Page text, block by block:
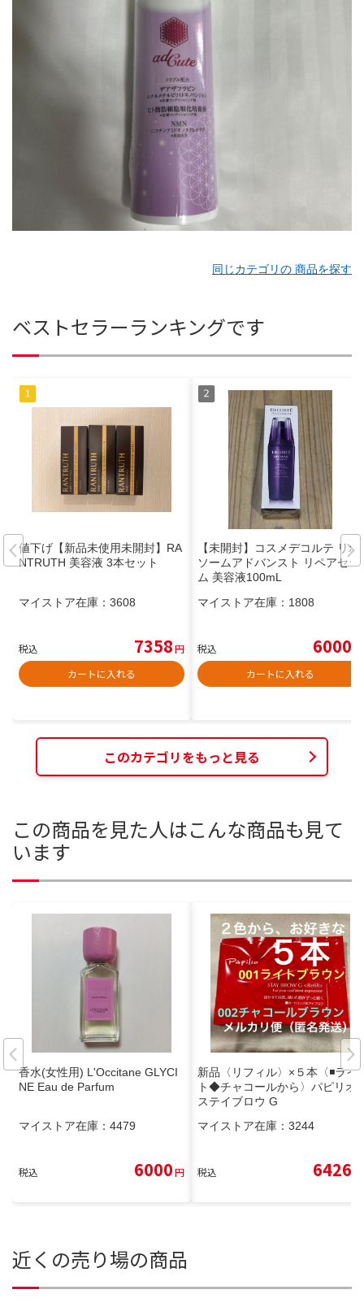
同じカテゴリの 商品を探す
ベストセラーランキングです
値下げ【新品未使用未開封】RA
NTRUTH 美容液 3本セット
マイストア在庫： 3608
税込 7358円
カートに入れる
【未開封】コスメデコルテ リポ
ソームアドバンスト リペアセラ
ム 美容液100mL
マイストア在庫： 1808
税込 6000
カートに入れる
このカテゴリをもっと見る
この商品を見た人はこんな商品も見て
います
香水(女性用) L'Occitane GLYCI
NE Eau de Parfum
マイストア在庫： 4479
税込 6000円
新品〈リフィル〉×５本〈◾️ライ
ト◆チャコールから〉パピリオ
ステイブロウ G
マイストア在庫： 3244
税込 6426
近くの売り場の商品